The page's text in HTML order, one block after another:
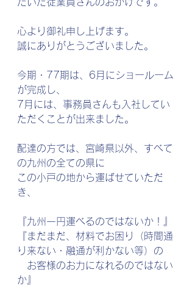
心より御礼申し上げます。
誠にありがとうございました。
今期・77期は、6月にショールーム
が完成し、
7月には、事務員さんも入社してい
ただくことが出来ました。
配達の方では、宮崎県以外、すべて
の九州の全ての県に
この小戸の地から運ばせていただ
き、
『九州一円運べるのではないか！』
『まだまだ、材料でお困り（時間通
り来ない・融通が利かない等）の
お客様のお力になれるのではない
か』